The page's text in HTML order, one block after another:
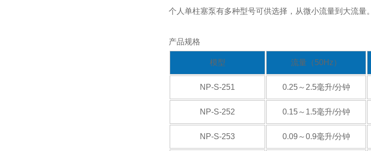
个人单柱塞泵有多种型号可供选择，从微小流量到大流量。
产品规格
模型 流量（50Hz）
NP-S-251 0.25～2.5毫升/分钟
NP-S-252 0.15～1.5毫升/分钟
NP-S-253 0.09～0.9毫升/分钟